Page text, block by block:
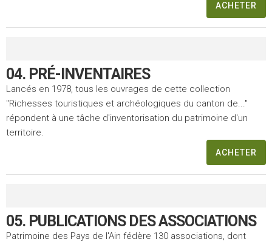
ACHETER
04. PRÉ-INVENTAIRES
Lancés en 1978, tous les ouvrages de cette collection
"Richesses touristiques et archéologiques du canton de..."
répondent à une tâche d'inventorisation du patrimoine d'un
territoire.
ACHETER
05. PUBLICATIONS DES ASSOCIATIONS
Patrimoine des Pays de l'Ain fédère 130 associations, dont